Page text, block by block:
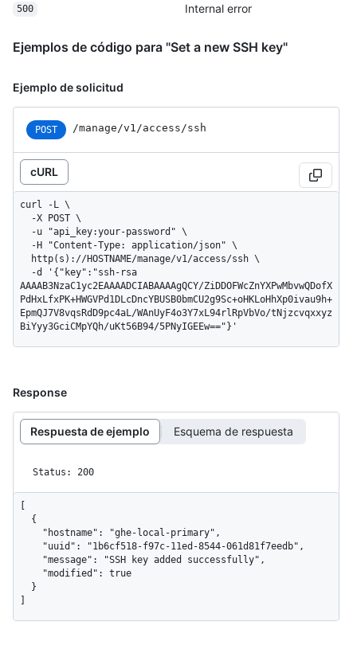
500 Internal error
Ejemplos de código para "Set a new SSH key"
Ejemplo de solicitud
POST /manage/v1/access/ssh
cURL
curl -L \
AAAAB3NzaC1yc2EAAAADCIABAAAAgQCY/ZiDDOFWcZnYXPwMbvwQDofX
PdHxLfxPK+HWGVPd1DLcDncYBUSB0bmCU2g9Sc+oHKLoHhXp0ivau9h+
EpmQJ7V8vqsRdD9pc4aL/WAnUyF4o3Y7xL94rlRpVbVo/tNjzcvqxxyz
BiYyy3GciCMpYQh/uKt56B94/5PNyIGEEw=="}'
Response
Respuesta de ejemplo Esquema de respuesta
Status: 200
[
]